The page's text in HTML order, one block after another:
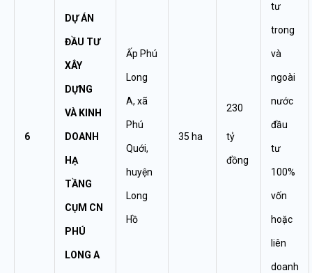
6
DỰ ÁN
ĐẦU TƯ
XÂY
DỰNG
VÀ KINH
DOANH
HẠ
TẦNG
CỤM CN
PHÚ
LONG A
Ấp Phú
Long
A, xã
Phú
Quới,
huyện
Long
Hồ
35 ha
230
tỷ
đồng
tư
trong
và
ngoài
nước
đầu
tư
100%
vốn
hoặc
liên
doanh